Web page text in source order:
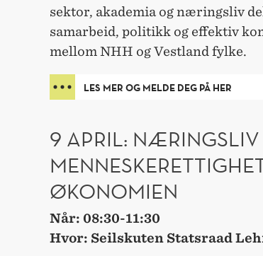
sektor, akademia og næringsliv
samarbeid, politikk og effektiv
mellom NHH og Vestland fylke.
LES MER OG MELDE DEG PÅ HER
9 APRIL:
ØKONOMIEN
Når: 08:30-11:30
Hvor: Seilskuten Statsraad